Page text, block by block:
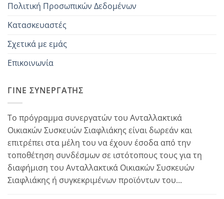
Πολιτική Προσωπικών Δεδομένων
Κατασκευαστές
Σχετικά με εμάς
Επικοινωνία
ΓΊΝΕ ΣΥΝΕΡΓΆΤΗΣ
Το πρόγραμμα συνεργατών του Ανταλλακτικά
Οικιακών Συσκευών Σιαφλιάκης είναι δωρεάν και
επιτρέπει στα μέλη του να έχουν έσοδα από την
τοποθέτηση συνδέσμων σε ιστότοπους τους για τη
διαφήμιση του Ανταλλακτικά Οικιακών Συσκευών
Σιαφλιάκης ή συγκεκριμένων προϊόντων του...